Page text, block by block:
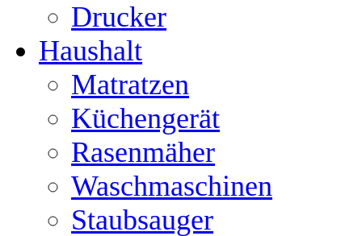
Drucker
Haushalt
Matratzen
Küchengerät
Rasenmäher
Waschmaschinen
Staubsauger